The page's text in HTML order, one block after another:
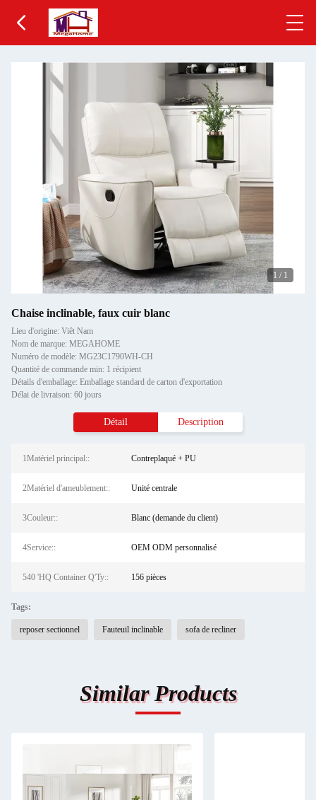
1 / 1
Chaise inclinable, faux cuir blanc
Lieu d'origine: Viêt Nam
Nom de marque: MEGAHOME
Numéro de modèle: MG23C1790WH-CH
Quantité de commande min: 1 récipient
Détails d'emballage: Emballage standard de carton d'exportation
Délai de livraison: 60 jours
Détail Description
1Matériel principal:: Contreplaqué + PU
2Matériel d'ameublement:: Unité centrale
3Couleur:: Blanc (demande du client)
4Service:: OEM ODM personnalisé
540 'HQ Container Q'Ty:: 156 pièces
Tags:
reposer sectionnel Fauteuil inclinable sofa de recliner
Similar Products